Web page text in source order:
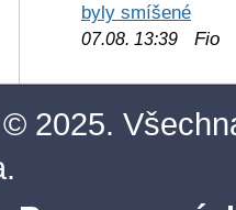
byly smíšené
07.08. 13:39 Fio
2025.